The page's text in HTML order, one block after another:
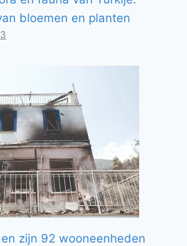
bloemen en planten
zijn 92 wooneenheden